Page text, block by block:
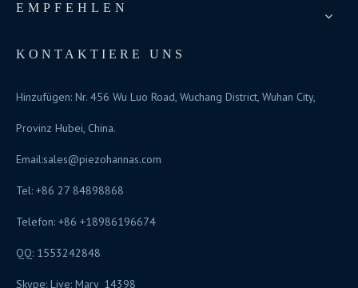
EMPFEHLEN
KONTAKTIERE UNS
Hinzufügen: Nr. 456 Wu Luo Road, Wuchang District, Wuhan City,
Provinz Hubei, China.
Email:sales@piezohannas.com
Tel: +86 27 84898868
Telefon: +86 +18986196674
QQ: 1553242848
Skype: Live: Mary_14398